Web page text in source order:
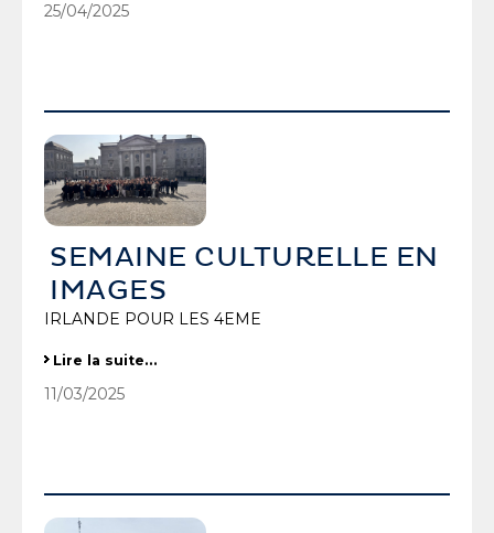
25/04/2025
SEMAINE CULTURELLE EN
IMAGES
IRLANDE POUR LES 4EME
SEMAINE CULTURELLE EN IMAGES
Lire la suite…
11/03/2025